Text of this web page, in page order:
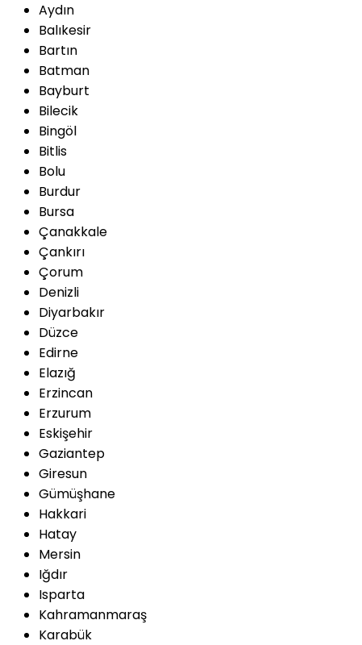
Aydın
Balıkesir
Bartın
Batman
Bayburt
Bilecik
Bingöl
Bitlis
Bolu
Burdur
Bursa
Çanakkale
Çankırı
Çorum
Denizli
Diyarbakır
Düzce
Edirne
Elazığ
Erzincan
Erzurum
Eskişehir
Gaziantep
Giresun
Gümüşhane
Hakkari
Hatay
Mersin
Iğdır
Isparta
Kahramanmaraş
Karabük